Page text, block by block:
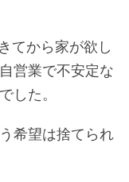
てから家が欲し
営業で不安定な
した。
希望は捨てられ